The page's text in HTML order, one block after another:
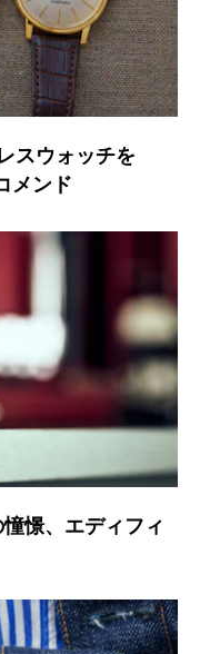
スウォッチを
メンド
憬、エディフィ